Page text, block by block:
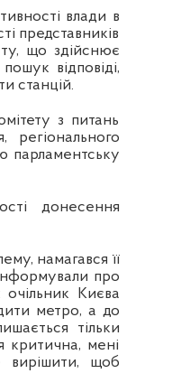
влади в
представників
що здійснює
відповіді,
станцій.
з питань
регіонального
парламентську
донесення
намагався її
про
Києва
метро, а до
тільки
критична, мені
вирішити, щоб